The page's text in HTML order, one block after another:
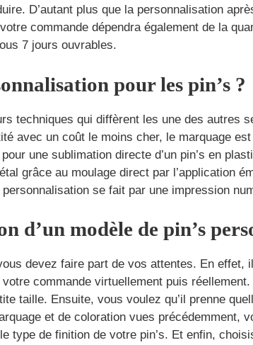
D’autant plus que la personnalisation
commande dépendra également de la
7 jours ouvrables.
pour les pin’s ?
techniques qui diffèrent les une des autres
avec un coût le moins cher, le marquage
une sublimation directe d’un pin’s en
grâce au moulage direct par l’application
se fait par une impression
d’un modèle de pin’s
devez faire part de vos attentes. En effet,
commande virtuellement puis
taille. Ensuite, vous voulez qu’il prenne
et de coloration vues précédemment,
type de finition de votre pin’s. Et enfin,